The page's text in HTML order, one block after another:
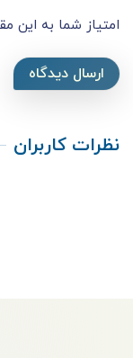
امتیاز شما به این
ارسال دیدگاه
نظرات کاربران